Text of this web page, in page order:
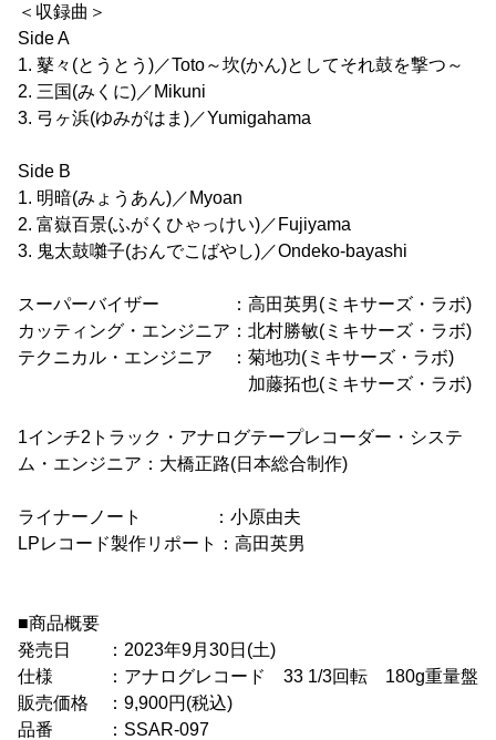
＜収録曲＞
Side A
1. 鼕々(とうとう)／Toto～坎(かん)としてそれ鼓を撃つ～
2. 三国(みくに)／Mikuni
3. 弓ヶ浜(ゆみがはま)／Yumigahama
Side B
1. 明暗(みょうあん)／Myoan
2. 富嶽百景(ふがくひゃっけい)／Fujiyama
3. 鬼太鼓囃子(おんでこばやし)／Ondeko-bayashi
スーパーバイザー ：高田英男(ミキサーズ・ラボ)
カッティング・エンジニア：北村勝敏(ミキサーズ・ラボ)
テクニカル・エンジニア ：菊地功(ミキサーズ・ラボ)
加藤拓也(ミキサーズ・ラボ)
1インチ2トラック・アナログテープレコーダー・システ
ム・エンジニア：大橋正路(日本総合制作)
ライナーノート ：小原由夫
LPレコード製作リポート：高田英男
■商品概要
発売日 ：2023年9月30日(土)
仕様 ：アナログレコード 33 1/3回転 180g重量盤
販売価格 ：9,900円(税込)
品番 ：SSAR-097